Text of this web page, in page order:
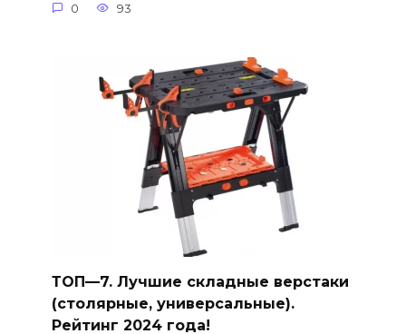
0 93
ТОП—7. Лучшие складные верстаки
(столярные, универсальные).
Рейтинг 2024 года!